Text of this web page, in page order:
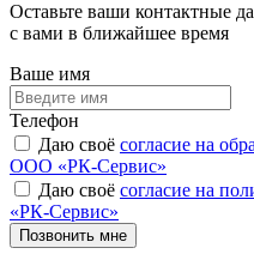
Оставьте ваши контактные
с вами в ближайшее время
Ваше имя
Телефон
Даю своё согласие на
ООО «РК-Сервис»
Даю своё согласие на
«РК-Сервис»
Позвонить мне